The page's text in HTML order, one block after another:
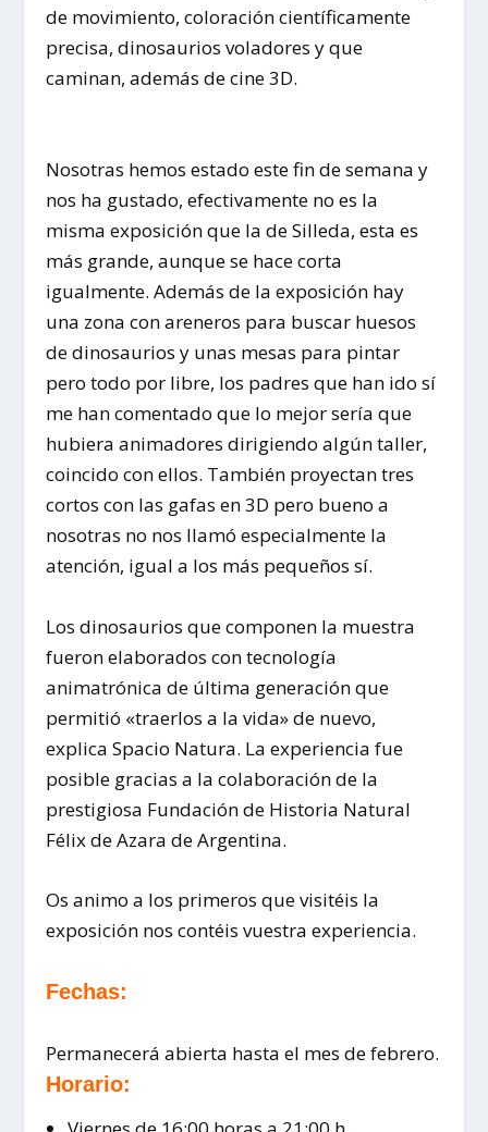
de movimiento, coloración científicamente
precisa, dinosaurios voladores y que
caminan, además de cine 3D.
Nosotras hemos estado este fin de semana y
nos ha gustado, efectivamente no es la
misma exposición que la de Silleda, esta es
más grande, aunque se hace corta
igualmente. Además de la exposición hay
una zona con areneros para buscar huesos
de dinosaurios y unas mesas para pintar
pero todo por libre, los padres que han ido sí
me han comentado que lo mejor sería que
hubiera animadores dirigiendo algún taller,
coincido con ellos. También proyectan tres
cortos con las gafas en 3D pero bueno a
nosotras no nos llamó especialmente la
atención, igual a los más pequeños sí.
Los dinosaurios que componen la muestra
fueron elaborados con tecnología
animatrónica de última generación que
permitió «traerlos a la vida» de nuevo,
explica Spacio Natura. La experiencia fue
posible gracias a la colaboración de la
prestigiosa Fundación de Historia Natural
Félix de Azara de Argentina.
Os animo a los primeros que visitéis la
exposición nos contéis vuestra experiencia.
Fechas:
Permanecerá abierta hasta el mes de febrero.
Horario: